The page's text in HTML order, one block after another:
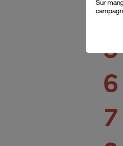
4
5
6
7
Sur